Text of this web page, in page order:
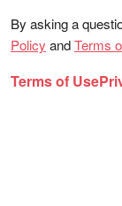
By asking a
Policy andTerms
Terms of Use